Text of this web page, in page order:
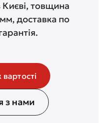
Києві, товщина
доставка по
з нами